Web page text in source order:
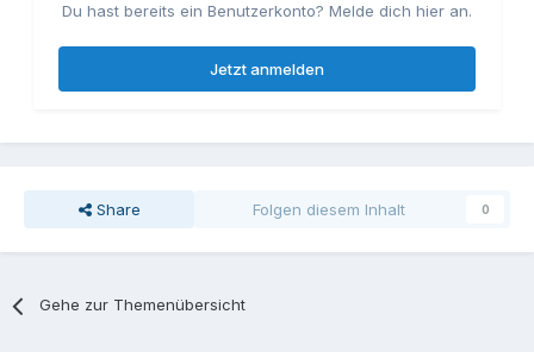
Du hast bereits ein Benutzerkonto? Melde dich hier an.
Jetzt anmelden
Share Folgen diesem Inhalt 0
Gehe zur Themenübersicht